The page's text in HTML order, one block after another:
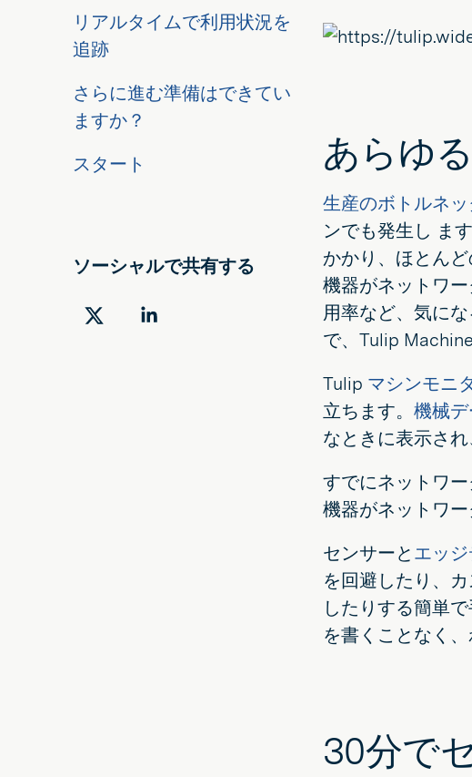
リアルタイムで利用状況を
追跡
さらに進む準備はできてい
ますか？
スタート
ソーシャルで共有する
ツ
LinkedIn
あらゆ
生産のボトルネッ
ンでも発生し ま
かかり、ほとん
機器がネットワ
用率など、気に
で、Tulip
Tulip マシンモニ
立ちます。 機械
なときに表示さ
すでにネットワ
機器がネットワ
センサーと エッ
を回避したり、
したりする簡単
を書くことなく
30分で